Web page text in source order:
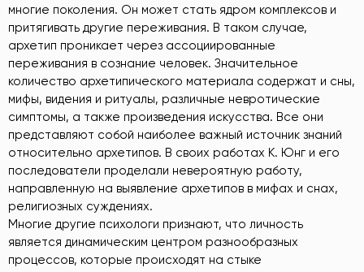
многие поколения. Он может стать ядром комплексов и
притягивать другие переживания. В таком случае,
архетип проникает через ассоциированные
переживания в сознание человек. Значительное
количество архетипического материала содержат и сны,
мифы, видения и ритуалы, различные невротические
симптомы, a также произведения искусства. Все они
представляют собой наиболее важный источник знаний
относительно архетипов. В своих работах К. Юнг и его
последователи проделали невероятную работу,
направленную на выявление архетипов в мифах и снах,
религиозных суждениях.
Многие другие психологи признают, что личность
является динамическим центром разнообразных
процессов, которые происходят на стыке